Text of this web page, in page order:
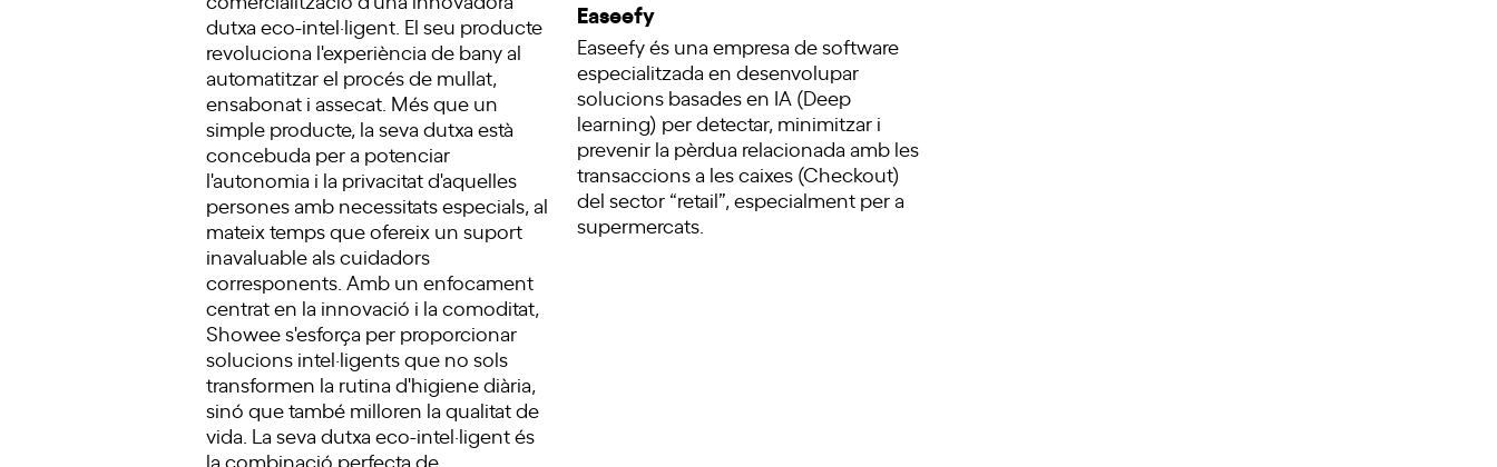
dutxa eco-intel·ligent. El seu producte
revoluciona l'experiència de bany al
automatitzar el procés de mullat,
ensabonat i assecat. Més que un
simple producte, la seva dutxa està
concebuda per a potenciar
l'autonomia i la privacitat d'aquelles
persones amb necessitats especials, al
mateix temps que ofereix un suport
inavaluable als cuidadors
corresponents. Amb un enfocament
centrat en la innovació i la comoditat,
Showee s'esforça per proporcionar
solucions intel·ligents que no sols
transformen la rutina d'higiene diària,
sinó que també milloren la qualitat de
vida. La seva dutxa eco-intel·ligent és
la combinació perfecta de
Easeefy
Easeefy és una empresa de software
especialitzada en desenvolupar
solucions basades en IA (Deep
learning) per detectar, minimitzar i
prevenir la pèrdua relacionada amb les
transaccions a les caixes (Checkout)
del sector “retail”, especialment per a
supermercats.